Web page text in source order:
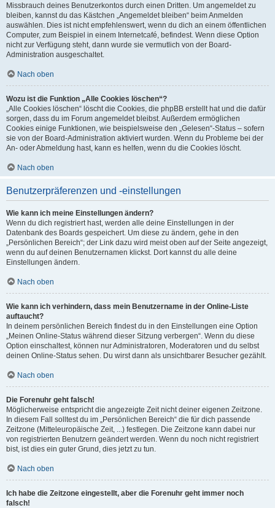
Missbrauch deines Benutzerkontos durch einen Dritten. Um angemeldet zu
bleiben, kannst du das Kästchen „Angemeldet bleiben“ beim Anmelden
auswählen. Dies ist nicht empfehlenswert, wenn du dich an einem öffentlichen
Computer, zum Beispiel in einem Internetcafé, befindest. Wenn diese Option
nicht zur Verfügung steht, dann wurde sie vermutlich von der Board-
Administration ausgeschaltet.
Nach oben
Wozu ist die Funktion „Alle Cookies löschen“?
„Alle Cookies löschen“ löscht die Cookies, die phpBB erstellt hat und die dafür
sorgen, dass du im Forum angemeldet bleibst. Außerdem ermöglichen
Cookies einige Funktionen, wie beispielsweise den „Gelesen“-Status – sofern
sie von der Board-Administration aktiviert wurden. Wenn du Probleme bei der
An- oder Abmeldung hast, kann es helfen, wenn du die Cookies löscht.
Nach oben
Benutzerpräferenzen und -einstellungen
Wie kann ich meine Einstellungen ändern?
Wenn du dich registriert hast, werden alle deine Einstellungen in der
Datenbank des Boards gespeichert. Um diese zu ändern, gehe in den
„Persönlichen Bereich“; der Link dazu wird meist oben auf der Seite angezeigt,
wenn du auf deinen Benutzernamen klickst. Dort kannst du alle deine
Einstellungen ändern.
Nach oben
Wie kann ich verhindern, dass mein Benutzername in der Online-Liste
auftaucht?
In deinem persönlichen Bereich findest du in den Einstellungen eine Option
„Meinen Online-Status während dieser Sitzung verbergen“. Wenn du diese
Option einschaltest, können nur Administratoren, Moderatoren und du selbst
deinen Online-Status sehen. Du wirst dann als unsichtbarer Besucher gezählt.
Nach oben
Die Forenuhr geht falsch!
Möglicherweise entspricht die angezeigte Zeit nicht deiner eigenen Zeitzone.
In diesem Fall solltest du im „Persönlichen Bereich“ die für dich passende
Zeitzone (Mitteleuropäische Zeit, ...) festlegen. Die Zeitzone kann dabei nur
von registrierten Benutzern geändert werden. Wenn du noch nicht registriert
bist, ist dies ein guter Grund, dies jetzt zu tun.
Nach oben
Ich habe die Zeitzone eingestellt, aber die Forenuhr geht immer noch
falsch!